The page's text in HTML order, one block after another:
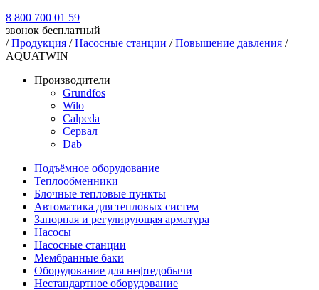
8 800 700 01 59
звонок бесплатный
/Продукция /Насосные станции /Повышение давления /
AQUATWIN
Производители
Grundfos
Wilo
Calpeda
Сервал
Dab
Подъёмное оборудование
Теплообменники
Блочные тепловые пункты
Автоматика для тепловых систем
Запорная и регулирующая арматура
Насосы
Насосные станции
Мембранные баки
Оборудование для нефтедобычи
Нестандартное оборудование